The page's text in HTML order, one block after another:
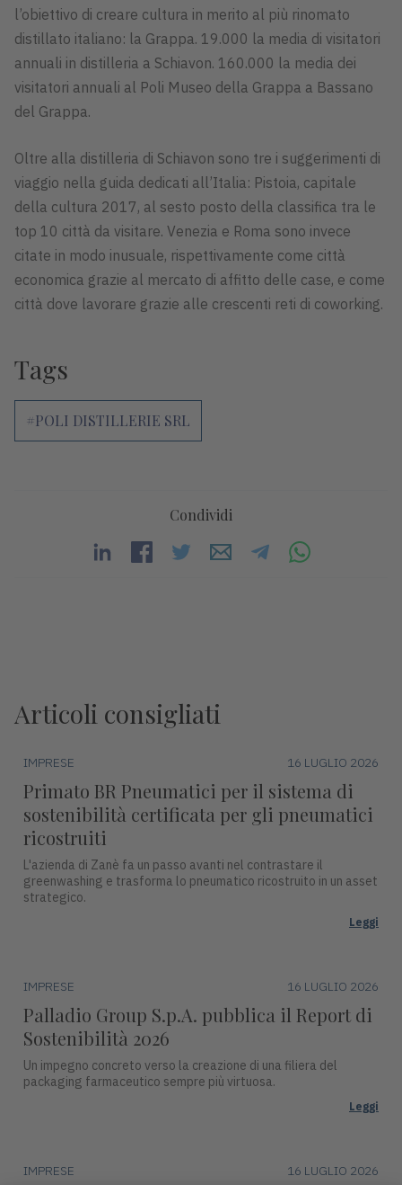
l’obiettivo di creare cultura in merito al più rinomato
distillato italiano: la Grappa. 19.000 la media di visitatori
annuali in distilleria a Schiavon. 160.000 la media dei
visitatori annuali al Poli Museo della Grappa a Bassano
del Grappa.
Oltre alla distilleria di Schiavon sono tre i suggerimenti di
viaggio nella guida dedicati all’Italia: Pistoia, capitale
della cultura 2017, al sesto posto della classifica tra le
top 10 città da visitare. Venezia e Roma sono invece
citate in modo inusuale, rispettivamente come città
economica grazie al mercato di affitto delle case, e come
città dove lavorare grazie alle crescenti reti di coworking.
Tags
#POLI DISTILLERIE SRL
Condividi
Articoli consigliati
IMPRESE 16 LUGLIO 2026
Primato BR Pneumatici per il sistema di
sostenibilità certificata per gli pneumatici
ricostruiti
L'azienda di Zanè fa un passo avanti nel contrastare il
greenwashing e trasforma lo pneumatico ricostruito in un asset
strategico.
Leggi
IMPRESE 16 LUGLIO 2026
Palladio Group S.p.A. pubblica il Report di
Sostenibilità 2026
Un impegno concreto verso la creazione di una filiera del
packaging farmaceutico sempre più virtuosa.
Leggi
IMPRESE 16 LUGLIO 2026